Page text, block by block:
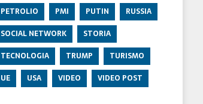
PETROLIO
PMI PUTIN
RUSSIA
SOCIAL NETWORK
STORIA
TECNOLOGIA
TRUMP
TURISMO
UE
USA VIDEO VIDEO POST